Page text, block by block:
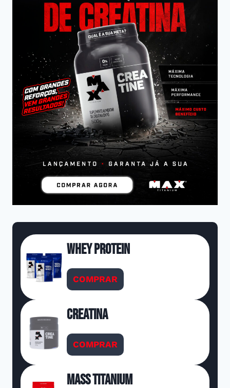
Whey Protein
COMPRAR
Creatina
COMPRAR
Mass Titanium